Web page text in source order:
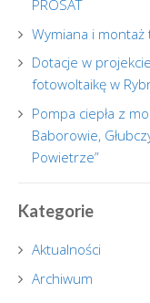
PROSAT
Wymiana i
Dotacje w
fotowoltaikę w
Pompa ciepła z
Baborowie,
Powietrze”
Kategorie
Aktualności
Archiwum